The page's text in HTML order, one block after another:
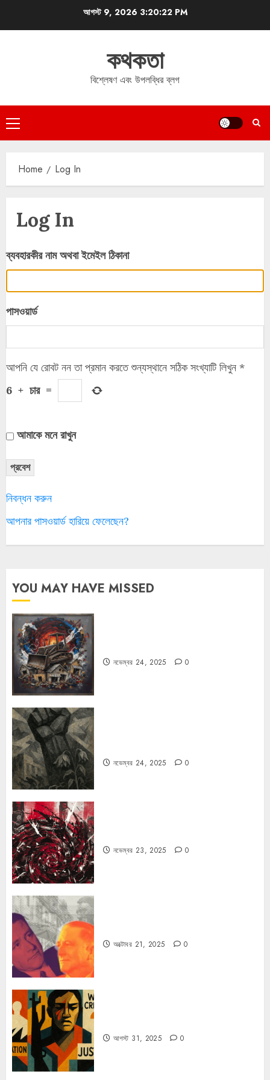
আগস্ট 9, 2026 3:20:22 PM
কথকতা
বিশ্লেষণ এবং উপলব্ধির ব্লগ
Primary
Menu
Home Log In
Log In
ব্যবহারকীর নাম অথবা ইমেইল ঠিকানা
পাসওয়ার্ড
আপনি যে রোবট নন তা প্রমান করতে শুন্যস্থানে সঠিক সংখ্যাটি লিখুন *
6 + চার =
আমাকে মনে রাখুন
প্রবেশ
নিবন্ধন করুন
আপনার পাসওয়ার্ড হারিয়ে ফেলেছেন?
YOU MAY HAVE MISSED
নভেম্বর 24, 2025 0
নভেম্বর 24, 2025 0
নভেম্বর 23, 2025 0
অক্টোবর 21, 2025 0
আগস্ট 31, 2025 0